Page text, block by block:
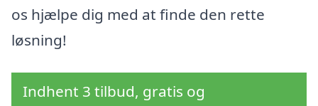
os hjælpe dig med at finde den rette
løsning!
Indhent 3 tilbud, gratis og